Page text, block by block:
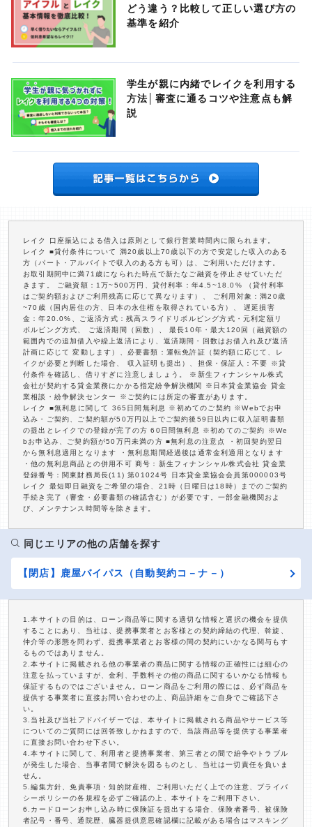
どう違う？比較して正しい選び方の
基準を紹介
学生が親に内緒でレイクを利用する
方法│審査に通るコツや注意点も解
説
レイク 口座振込による借入は原則として銀行営業時間内に限られます。
レイク ■貸付条件について 満20歳以上70歳以下の方で安定した収入のある
方（パート・アルバイトで収入のある方も可）は、ご利用いただけます。
お取引期間中に満71歳になられた時点で新たなご融資を停止させていただ
きます。 ご融資額：1万~500万円、貸付利率：年4.5~18.0% （貸付利率
はご契約額およびご利用残高に応じて異なります）、 ご利用対象：満20歳
~70歳（国内居住の方、日本の永住権を取得されている方）、 遅延損害
金：年20.0%、ご返済方式：残高スライドリボルビング方式・元利定額リ
ボルビング方式、 ご返済期間（回数）、 最長10年・最大120回（融資額の
範囲内での追加借入や繰上返済により、返済期間・回数はお借入れ及び返済
計画に応じて 変動します）、必要書類：運転免許証（契約額に応じて、レ
イクが必要と判断した場合、 収入証明も提出）、担保・保証人：不要 ※貸
付条件を確認し、借りすぎに注意しましょう。 ※新生フィナンシャル株式
会社が契約する貸金業務にかかる指定紛争解決機関 ※日本貸金業協会 貸金
業相談・紛争解決センター ※ご契約には所定の審査があります。
レイク ■無利息に関して 365日間無利息 ※初めてのご契約 ※Webでお申
込み・ご契約、ご契約額が50万円以上でご契約後59日以内に収入証明書類
の提出とレイクでの登録が完了の方 60日間無利息 ※初めてのご契約 ※We
bお申込み、ご契約額が50万円未満の方 ■無利息の注意点 ・初回契約翌日
から無利息適用となります ・無利息期間経過後は通常金利適用となります
・他の無利息商品との併用不可 商号：新生フィナンシャル株式会社 貸金業
登録番号：関東財務局長(11) 第01024号 日本貸金業協会会員第000003号
レイク 最短即日融資をご希望の場合、21時（日曜日は18時）までのご契約
手続き完了（審査・必要書類の確認含む）が必要です。一部金融機関およ
び、メンテナンス時間等を除きます。
同じエリアの他の店舗を探す
【閉店】鹿屋バイパス（自動契約コ－ナ－）
1.本サイトの目的は、ローン商品等に関する適切な情報と選択の機会を提供
することにあり、当社は、提携事業者とお客様との契約締結の代理、斡旋、
仲介等の形態を問わず、提携事業者とお客様の間の契約にいかなる関与もす
るものではありません。
2.本サイトに掲載される他の事業者の商品に関する情報の正確性には細心の
注意を払っていますが、金利、手数料その他の商品に関するいかなる情報も
保証するものではございません。ローン商品をご利用の際には、必ず商品を
提供する事業者に直接お問い合わせの上、商品詳細をご自身でご確認下さ
い。
3.当社及び当社アドバイザーでは、本サイトに掲載される商品やサービス等
についてのご質問には回答致しかねますので、当該商品等を提供する事業者
に直接お問い合わせ下さい。
4.本サイトに関して、利用者と提携事業者、第三者との間で紛争やトラブル
が発生した場合、当事者間で解決を図るものとし、当社は一切責任を負いま
せん。
5.編集方針、免責事項・知的財産権、ご利用いただく上での注意、プライバ
シーポリシーの各規程を必ずご確認の上、本サイトをご利用下さい。
6.カードローンお申し込み時に保険証を提出する場合、保険者番号、被保険
者記号・番号、通院歴、臓器提供意思確認欄に記載がある場合はマスキング